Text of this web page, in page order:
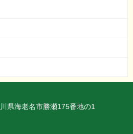
県海老名市勝瀬175番地の1